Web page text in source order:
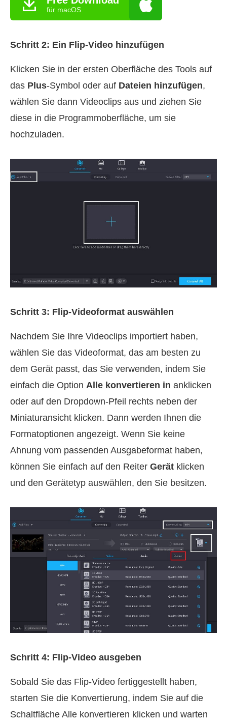
für macOS
Schritt 2: Ein Flip‑Video hinzufügen
Klicken Sie in der ersten Oberfläche des Tools auf
das Plus-Symbol oder auf Dateien hinzufügen,
wählen Sie dann Videoclips aus und ziehen Sie
diese in die Programmoberfläche, um sie
hochzuladen.
Schritt 3: Flip‑Videoformat auswählen
Nachdem Sie Ihre Videoclips importiert haben,
wählen Sie das Videoformat, das am besten zu
dem Gerät passt, das Sie verwenden, indem Sie
einfach die Option Alle konvertieren in anklicken
oder auf den Dropdown‑Pfeil rechts neben der
Miniaturansicht klicken. Dann werden Ihnen die
Formatoptionen angezeigt. Wenn Sie keine
Ahnung vom passenden Ausgabeformat haben,
können Sie einfach auf den Reiter Gerät klicken
und den Gerätetyp auswählen, den Sie besitzen.
Schritt 4: Flip‑Video ausgeben
Sobald Sie das Flip‑Video fertiggestellt haben,
starten Sie die Konvertierung, indem Sie auf die
Schaltfläche Alle konvertieren klicken und warten